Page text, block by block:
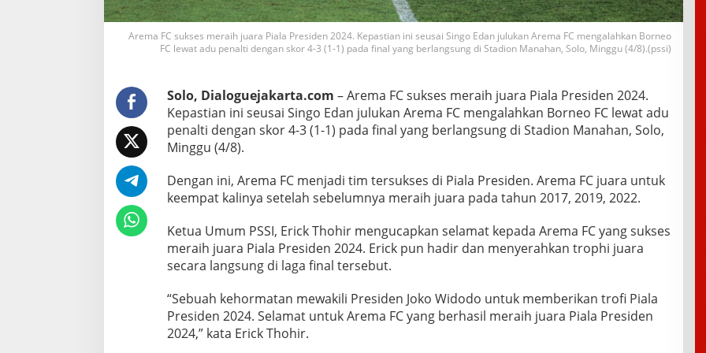
4
Arema FC sukses meraih juara Piala Presiden 2024. Kepastian ini seusai Singo Edan julukan Arema FC mengalahkan Borneo
FC lewat adu penalti dengan skor 4-3 (1-1) pada final yang berlangsung di Stadion Manahan, Solo, Minggu (4/8).(pssi)
Solo, Dialoguejakarta.com – Arema FC sukses meraih juara Piala Presiden 2024.
Kepastian ini seusai Singo Edan julukan Arema FC mengalahkan Borneo FC lewat adu
penalti dengan skor 4-3 (1-1) pada final yang berlangsung di Stadion Manahan, Solo,
Minggu (4/8).
Dengan ini, Arema FC menjadi tim tersukses di Piala Presiden. Arema FC juara untuk
keempat kalinya setelah sebelumnya meraih juara pada tahun 2017, 2019, 2022.
Ketua Umum PSSI, Erick Thohir mengucapkan selamat kepada Arema FC yang sukses
meraih juara Piala Presiden 2024. Erick pun hadir dan menyerahkan trophi juara
secara langsung di laga final tersebut.
“Sebuah kehormatan mewakili Presiden Joko Widodo untuk memberikan trofi Piala
Presiden 2024. Selamat untuk Arema FC yang berhasil meraih juara Piala Presiden
2024,” kata Erick Thohir.